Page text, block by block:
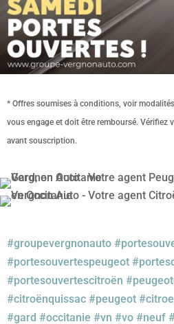
* Offres soumises à conditions, voir
vous engage et doit être remboursé. Vérifiez
avant souscription.
#groupevergnonauto
#portesouvertespeugeot
#portesouvertescitroën
#citroënquissac #peugeot
#gard #occitanie #vn #vo #neuf